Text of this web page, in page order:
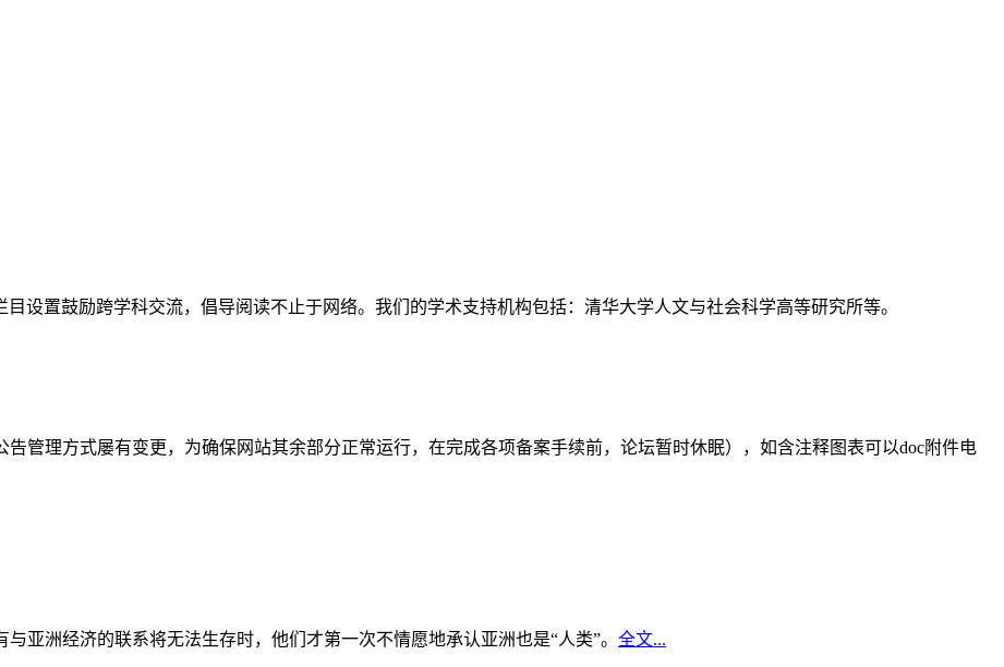
目设置鼓励跨学科交流，倡导阅读不止于网络。我们的学术支持机构包括：清华大学人文与社会科学高等研究所等。
告管理方式屡有变更，为确保网站其余部分正常运行，在完成各项备案手续前，论坛暂时休眠），如含注释图表可以doc附件电
亚洲经济的联系将无法生存时，他们才第一次不情愿地承认亚洲也是“人类”。 全文...